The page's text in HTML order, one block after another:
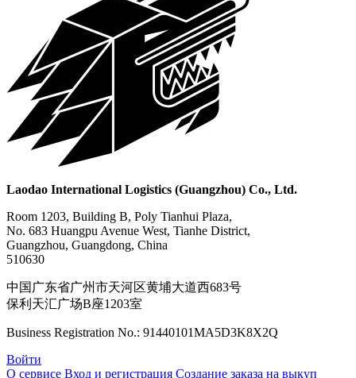
Laodao International Logistics (Guangzhou) Co., Ltd.
Room 1203, Building B, Poly Tianhui Plaza,
No. 683 Huangpu Avenue West, Tianhe District,
Guangzhou, Guangdong, China
510630
中国广东省广州市天河区黄埔大道西683号
保利天汇广场B座1203室
Business Registration No.: 91440101MA5D3K8X2Q
Войти
О сервисе Вход и регистрация Создание заказа на выкуп